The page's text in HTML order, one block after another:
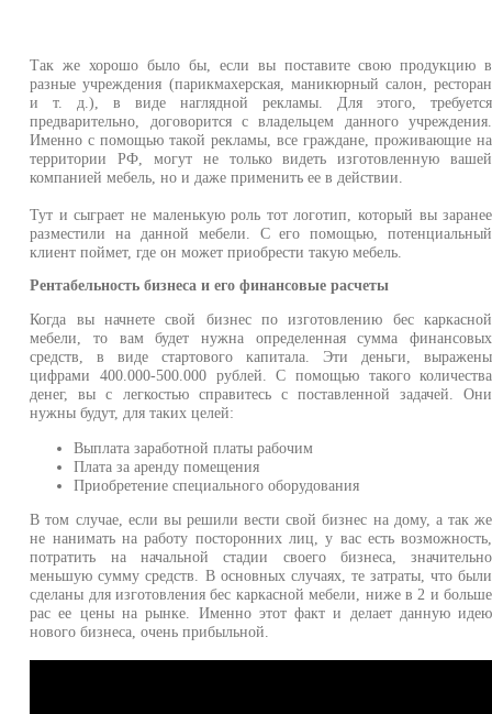
Так же хорошо было бы, если вы поставите свою продукцию в
разные учреждения (парикмахерская, маникюрный салон, ресторан
и т. д.), в виде наглядной рекламы. Для этого, требуется
предварительно, договорится с владельцем данного учреждения.
Именно с помощью такой рекламы, все граждане, проживающие на
территории РФ, могут не только видеть изготовленную вашей
компанией мебель, но и даже применить ее в действии.
Тут и сыграет не маленькую роль тот логотип, который вы заранее
разместили на данной мебели. С его помощью, потенциальный
клиент поймет, где он может приобрести такую мебель.
Рентабельность бизнеса и его финансовые расчеты
Когда вы начнете свой бизнес по изготовлению бес каркасной
мебели, то вам будет нужна определенная сумма финансовых
средств, в виде стартового капитала. Эти деньги, выражены
цифрами 400.000-500.000 рублей. С помощью такого количества
денег, вы с легкостью справитесь с поставленной задачей. Они
нужны будут, для таких целей:
Выплата заработной платы рабочим
Плата за аренду помещения
Приобретение специального оборудования
В том случае, если вы решили вести свой бизнес на дому, а так же
не нанимать на работу посторонних лиц, у вас есть возможность,
потратить на начальной стадии своего бизнеса, значительно
меньшую сумму средств. В основных случаях, те затраты, что были
сделаны для изготовления бес каркасной мебели, ниже в 2 и больше
рас ее цены на рынке. Именно этот факт и делает данную идею
нового бизнеса, очень прибыльной.